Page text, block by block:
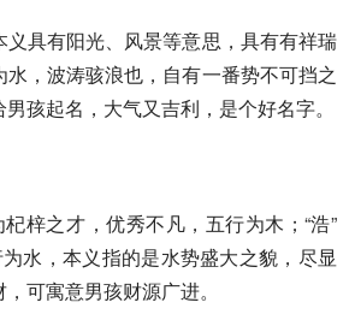
具有阳光、风景等意思，具有有祥瑞
，波涛骇浪也，自有一番势不可挡之
孩起名，大气又吉利，是个好名字。
杞梓之才，优秀不凡，五行为木；“浩”
水，本义指的是水势盛大之貌，尽显
可寓意男孩财源广进。